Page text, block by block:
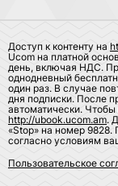
Доступ к контенту на
Ucom на платной
день, включая НДС.
однодневный
один раз. В случае
дня подписки. После
автоматически. Чтобы
http://ubook.ucom.am.
«Stop» на номер 9828.
согласно условиям
Пользовательское